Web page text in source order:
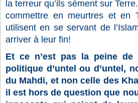
la terreur qu’ils sèment sur
commettre en meurtres et en
utilisent en se servant de
arriver à leur fin!
Et ce n’est pas la peine
politique d’untel ou d’untel,
du Mahdi, et non celle des
il est hors de question que